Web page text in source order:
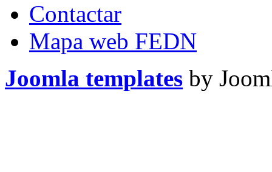
Contactar
Mapa web FEDN
Joomla templates by